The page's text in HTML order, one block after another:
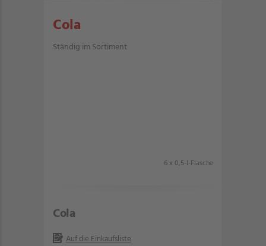
Cola
Ständig im Sortiment
6 x 0,5-l-Flasche
Cola
Auf die Einkaufsliste